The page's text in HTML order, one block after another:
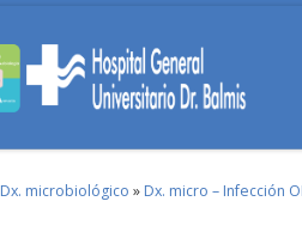
Dx. microbiológico » Dx. micro – Infección